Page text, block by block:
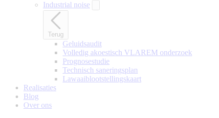
Industrial noise
Terug
Geluidsaudit
Volledig akoestisch VLAREM onderzoek
Prognosestudie
Technisch saneringsplan
Lawaaiblootstellingskaart
Realisaties
Blog
Over ons